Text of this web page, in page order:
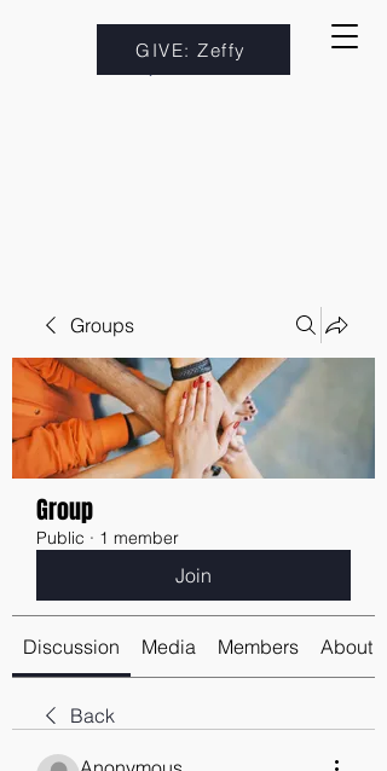
GIVE: Zeffy
Groups
Group
Public · 1 member
Join
Discussion Media Members About
Back